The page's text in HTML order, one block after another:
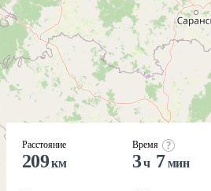
Расстояние
209км
Время
3ч 7мин